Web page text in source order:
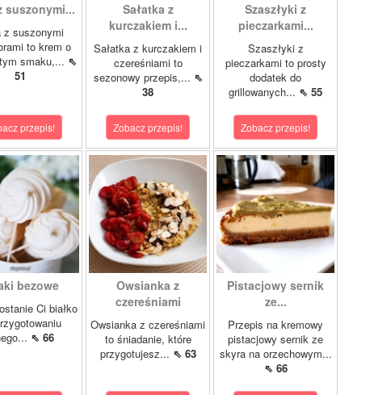
suszonymi...
z suszonymi
to krem o
smaku,... ⇖
51
przepis!
Sałatka z
kurczakiem i...
Sałatka z kurczakiem i
czereśniami to
sezonowy przepis,... ⇖
38
Zobacz przepis!
Szaszłyki z
pieczarkami...
Szaszłyki z
pieczarkami to prosty
dodatek do
grillowanych... ⇖ 55
Zobacz przepis!
bezowe
Ci białko
⇖ 66
Owsianka z
czereśniami
Owsianka z czereśniami
to śniadanie, które
przygotujesz... ⇖ 63
Pistacjowy sernik
ze...
Przepis na kremowy
pistacjowy sernik ze
skyra na orzechowym...
⇖ 66